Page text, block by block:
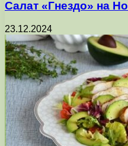
Салат «Гнездо» на
23.12.2024